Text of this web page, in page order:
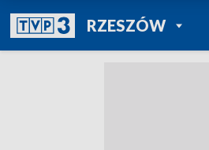
RZESZÓWPOWRÓT DO
TVP REGIONY